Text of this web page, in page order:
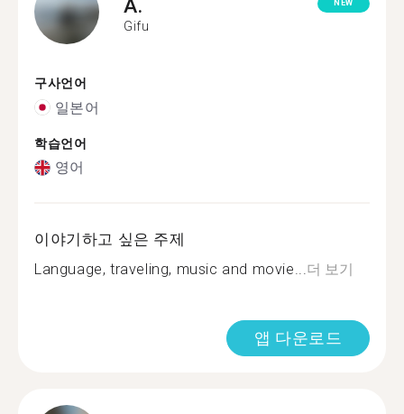
A.
Gifu
NEW
구사언어
일본어
학습언어
영어
이야기하고 싶은 주제
Language, traveling, music and movie...더 보기
앱 다운로드